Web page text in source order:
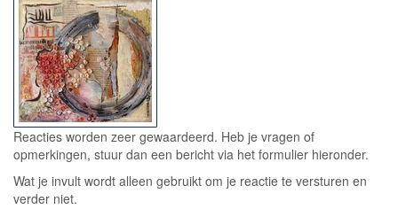
Reacties worden zeer gewaardeerd. Heb je vragen of
opmerkingen, stuur dan een bericht via het formulier hieronder.
Wat je invult wordt alleen gebruikt om je reactie te versturen en
verder niet.